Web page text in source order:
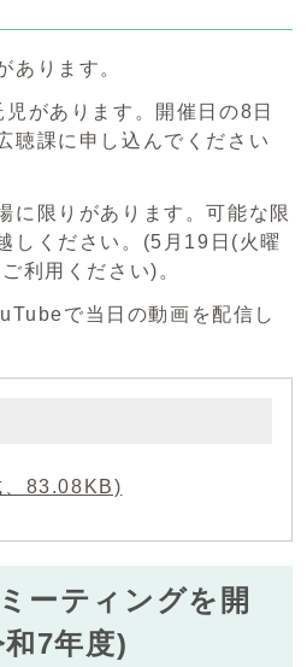
あります。
があります。開催日の8日
聴課に申し込んでください
に限りがあります。可能な限
しください。(5月19日(火曜
利用ください)。
で当日の動画を配信し
、83.08KB)
ーティングを開
7年度)